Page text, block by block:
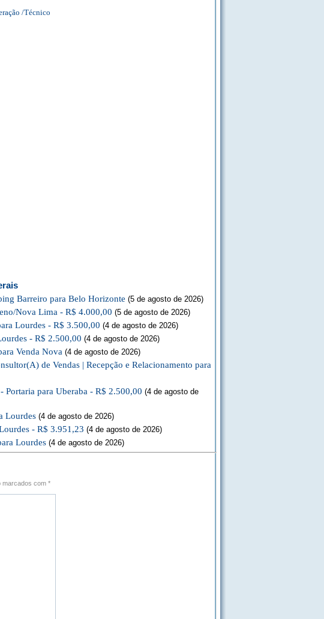
/Técnico
Barreiro para Belo Horizonte (5 de agosto de 2026)
Nova Lima - R$ 4.000,00 (5 de agosto de 2026)
Lourdes - R$ 3.500,00 (4 de agosto de 2026)
- R$ 2.500,00 (4 de agosto de 2026)
Venda Nova (4 de agosto de 2026)
de Vendas | Recepção e Relacionamento para
Portaria para Uberaba - R$ 2.500,00 (4 de agosto de
Lourdes (4 de agosto de 2026)
- R$ 3.951,23 (4 de agosto de 2026)
Lourdes (4 de agosto de 2026)
marcados com *